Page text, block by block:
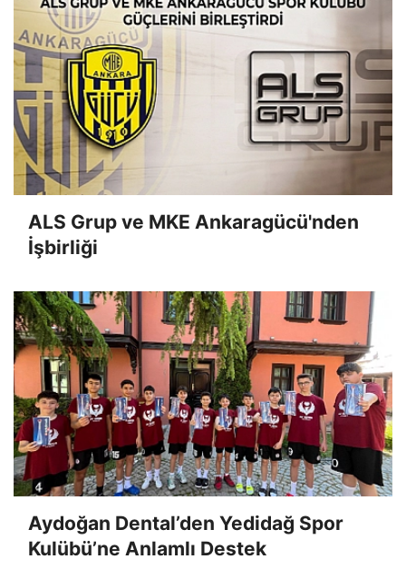
ALS Grup ve MKE Ankaragücü'nden
İşbirliği
Aydoğan Dental’den Yedidağ Spor
Kulübü’ne Anlamlı Destek